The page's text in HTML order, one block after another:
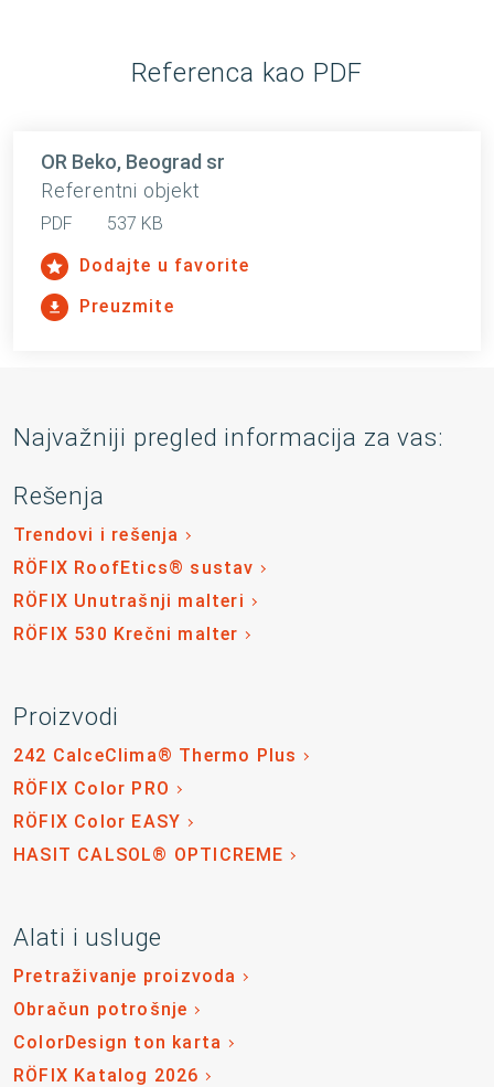
Referenca kao PDF
OR Beko, Beograd sr
Referentni objekt
PDF
537 KB
Dodajte u favorite
Preuzmite
Najvažniji pregled informacija za vas:
Rešenja
Trendovi i rešenja
RÖFIX RoofEtics® sustav
RÖFIX Unutrašnji malteri
RÖFIX 530 Krečni malter
Proizvodi
242 CalceClima® Thermo Plus
RÖFIX Color PRO
RÖFIX Color EASY
HASIT CALSOL® OPTICREME
Alati i usluge
Pretraživanje proizvoda
Obračun potrošnje
ColorDesign ton karta
RÖFIX Katalog 2026